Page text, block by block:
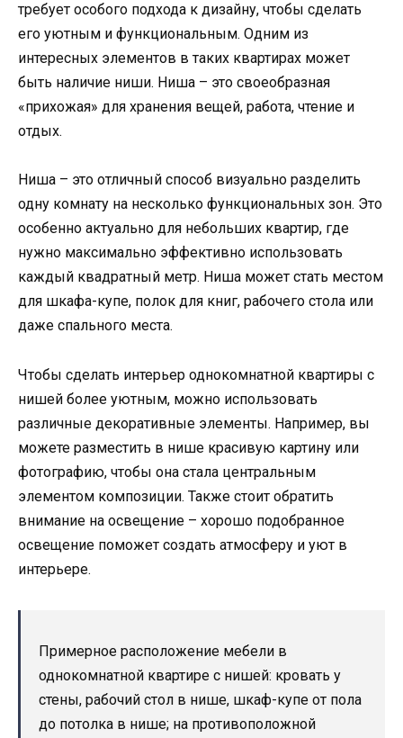
требует особого подхода к дизайну, чтобы сделать
его уютным и функциональным. Одним из
интересных элементов в таких квартирах может
быть наличие ниши. Ниша – это своеобразная
«прихожая» для хранения вещей, работа, чтение и
отдых.
Ниша – это отличный способ визуально разделить
одну комнату на несколько функциональных зон. Это
особенно актуально для небольших квартир, где
нужно максимально эффективно использовать
каждый квадратный метр. Ниша может стать местом
для шкафа-купе, полок для книг, рабочего стола или
даже спального места.
Чтобы сделать интерьер однокомнатной квартиры с
нишей более уютным, можно использовать
различные декоративные элементы. Например, вы
можете разместить в нише красивую картину или
фотографию, чтобы она стала центральным
элементом композиции. Также стоит обратить
внимание на освещение – хорошо подобранное
освещение поможет создать атмосферу и уют в
интерьере.
Примерное расположение мебели в
однокомнатной квартире с нишей: кровать у
стены, рабочий стол в нише, шкаф-купе от пола
до потолка в нише; на противоположной